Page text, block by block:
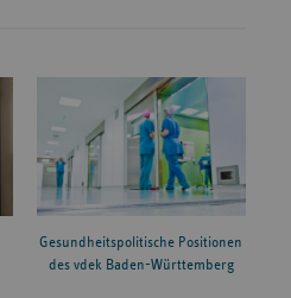
Gesundheitspolitische Positionen
des vdek Baden-Württemberg